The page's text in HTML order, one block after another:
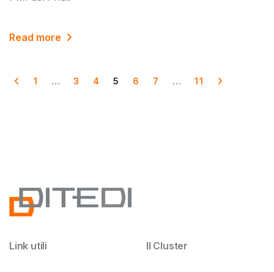
Read more
1 … 3 4 5 6 7 … 11
Link utili Il Cluster